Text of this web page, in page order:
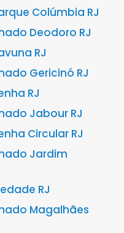
Colúmbia RJ
Deodoro RJ
RJ
Gericinó RJ
RJ
Jabour RJ
Circular RJ
Jardim
RJ
Magalhães